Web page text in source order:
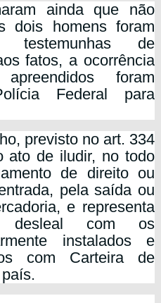
ainda que não
dois homens foram
testemunhas de
fatos, a ocorrência
foram
Federal para
previsto no art. 334
ato de iludir, no todo
de direito ou
pela saída ou
e representa
desleal com os
instalados e
com Carteira de